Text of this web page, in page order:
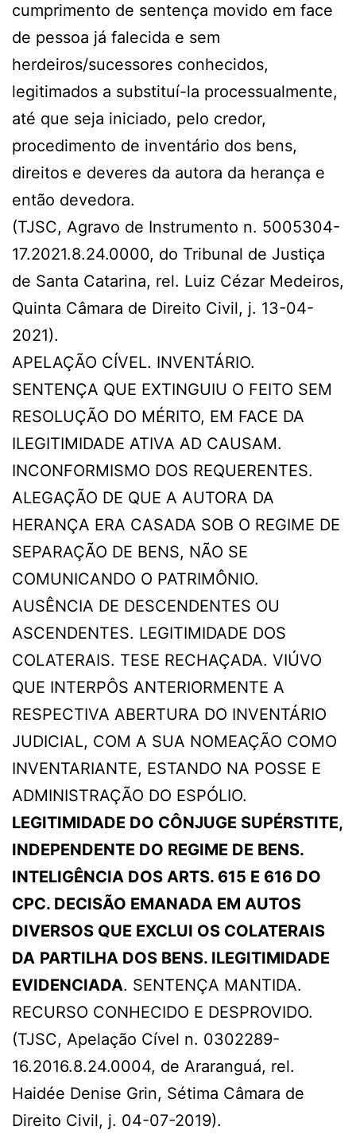
cumprimento de sentença movido em face
de pessoa já falecida e sem
herdeiros/sucessores conhecidos,
legitimados a substituí-la processualmente,
até que seja iniciado, pelo credor,
procedimento de inventário dos bens,
direitos e deveres da autora da herança e
então devedora.
(TJSC, Agravo de Instrumento n. 5005304-
17.2021.8.24.0000, do Tribunal de Justiça
de Santa Catarina, rel. Luiz Cézar Medeiros,
Quinta Câmara de Direito Civil, j. 13-04-
2021).
APELAÇÃO CÍVEL. INVENTÁRIO.
SENTENÇA QUE EXTINGUIU O FEITO SEM
RESOLUÇÃO DO MÉRITO, EM FACE DA
ILEGITIMIDADE ATIVA AD CAUSAM.
INCONFORMISMO DOS REQUERENTES.
ALEGAÇÃO DE QUE A AUTORA DA
HERANÇA ERA CASADA SOB O REGIME DE
SEPARAÇÃO DE BENS, NÃO SE
COMUNICANDO O PATRIMÔNIO.
AUSÊNCIA DE DESCENDENTES OU
ASCENDENTES. LEGITIMIDADE DOS
COLATERAIS. TESE RECHAÇADA. VIÚVO
QUE INTERPÔS ANTERIORMENTE A
RESPECTIVA ABERTURA DO INVENTÁRIO
JUDICIAL, COM A SUA NOMEAÇÃO COMO
INVENTARIANTE, ESTANDO NA POSSE E
ADMINISTRAÇÃO DO ESPÓLIO.
LEGITIMIDADE DO CÔNJUGE SUPÉRSTITE,
INDEPENDENTE DO REGIME DE BENS.
INTELIGÊNCIA DOS ARTS. 615 E 616 DO
CPC. DECISÃO EMANADA EM AUTOS
DIVERSOS QUE EXCLUI OS COLATERAIS
DA PARTILHA DOS BENS. ILEGITIMIDADE
EVIDENCIADA. SENTENÇA MANTIDA.
RECURSO CONHECIDO E DESPROVIDO.
(TJSC, Apelação Cível n. 0302289-
16.2016.8.24.0004, de Araranguá, rel.
Haidée Denise Grin, Sétima Câmara de
Direito Civil, j. 04-07-2019).